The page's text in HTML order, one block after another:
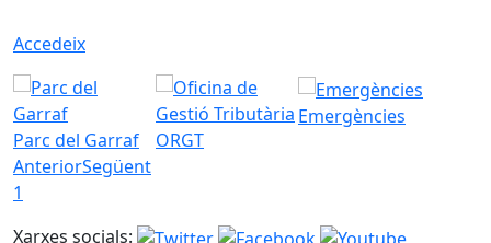
Accedeix
Parc del Garraf ORGT
Emergències
AnteriorSegüent
1
Xarxes socials: